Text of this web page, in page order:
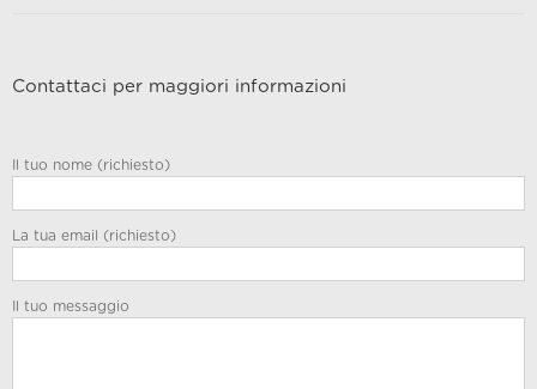
Contattaci per maggiori informazioni
Il tuo nome (richiesto)
La tua email (richiesto)
Il tuo messaggio